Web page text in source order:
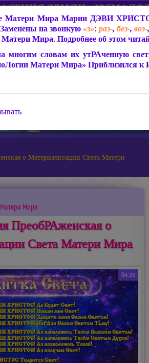
о Материализации Света Матери
Мира
ПреобРАженская о
Света Матери Мира
04:25
Матери Мира Марии ДЭВИ
Заменены на звонкую «з»: раз-, без-, воз-
Мира. Подробнее об этом
многим словам их утРАченную
Матери Мира» Приблизился